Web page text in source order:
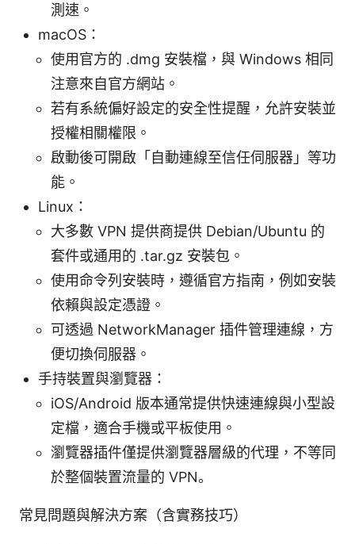
測速。
macOS：
使用官方的 .dmg 安裝檔，與 Windows 相同
注意來自官方網站。
若有系統偏好設定的安全性提醒，允許安裝並
授權相關權限。
啟動後可開啟「自動連線至信任伺服器」等功
能。
Linux：
大多數 VPN 提供商提供 Debian/Ubuntu 的
套件或通用的 .tar.gz 安裝包。
使用命令列安裝時，遵循官方指南，例如安裝
依賴與設定憑證。
可透過 NetworkManager 插件管理連線，方
便切換伺服器。
手持裝置與瀏覽器：
iOS/Android 版本通常提供快速連線與小型設
定檔，適合手機或平板使用。
瀏覽器插件僅提供瀏覽器層級的代理，不等同
於整個裝置流量的 VPN。
常見問題與解決方案（含實務技巧）